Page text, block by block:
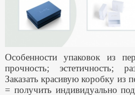
Особенности упаковок из
прочность; эстетичность;
Заказать красивую коробку из
= получить индивидуально